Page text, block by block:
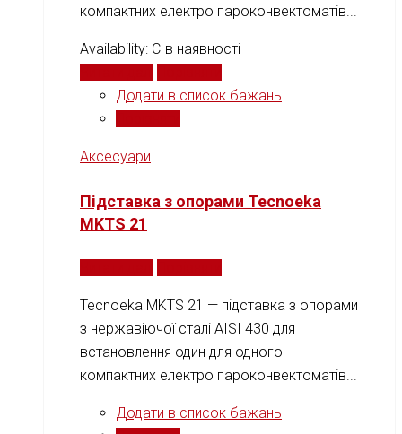
компактних електро пароконвектоматів...
Availability: Є в наявності
Додати в список бажань
Аксесуари
Підставка з опорами Tecnoeka
MKTS 21
Tecnoeka MKTS 21 — підставка з опорами
з нержавіючої сталі AISI 430 для
встановлення один для одного
компактних електро пароконвектоматів...
Додати в список бажань